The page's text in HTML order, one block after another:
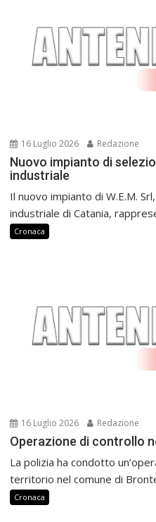
16 Luglio 2026 Redazione
Nuovo impianto di
industriale
Il nuovo impianto di W.E.M.
industriale di Catania,
Cronaca
16 Luglio 2026 Redazione
Operazione di controllo
La polizia ha condotto
territorio nel comune di
Cronaca